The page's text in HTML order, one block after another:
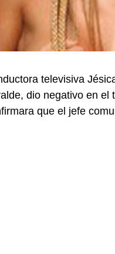
televisiva
dio negativo en
que el jefe